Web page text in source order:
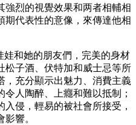
強烈的視覺效果和两者相輔相
期代表性的意像，來傳達他相
娃和她的朋友們，完美的身材
松子酒、伏特加和威士忌等所
，充分顯示出魅力、消費主義
人陶醉、上癮和難以抵制；
侵，輕易的被社會所接受，
響。